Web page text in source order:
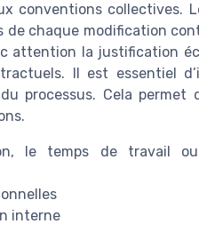
conventions collectives.
chaque modification
attention la justification
Il est essentiel
processus. Cela permet
le temps de travail
interne